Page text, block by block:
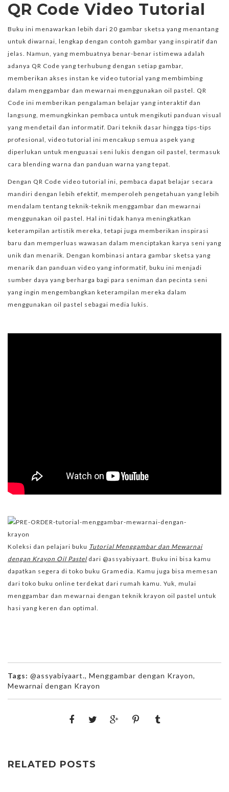
QR Code Video Tutorial
Buku ini menawarkan lebih dari 20 gambar sketsa yang menantang
untuk diwarnai, lengkap dengan contoh gambar yang inspiratif dan
jelas. Namun, yang membuatnya benar-benar istimewa adalah
adanya QR Code yang terhubung dengan setiap gambar,
memberikan akses instan ke video tutorial yang membimbing
dalam menggambar dan mewarnai menggunakan oil pastel. QR
Code ini memberikan pengalaman belajar yang interaktif dan
langsung, memungkinkan pembaca untuk mengikuti panduan visual
yang mendetail dan informatif. Dari teknik dasar hingga tips-tips
profesional, video tutorial ini mencakup semua aspek yang
diperlukan untuk menguasai seni lukis dengan oil pastel, termasuk
cara blending warna dan panduan warna yang tepat.
Dengan QR Code video tutorial ini, pembaca dapat belajar secara
mandiri dengan lebih efektif, memperoleh pengetahuan yang lebih
mendalam tentang teknik-teknik menggambar dan mewarnai
menggunakan oil pastel. Hal ini tidak hanya meningkatkan
keterampilan artistik mereka, tetapi juga memberikan inspirasi
baru dan memperluas wawasan dalam menciptakan karya seni yang
unik dan menarik. Dengan kombinasi antara gambar sketsa yang
menarik dan panduan video yang informatif, buku ini menjadi
sumber daya yang berharga bagi para seniman dan pecinta seni
yang ingin mengembangkan keterampilan mereka dalam
menggunakan oil pastel sebagai media lukis.
Koleksi dan pelajari buku Tutorial Menggambar dan Mewarnai
dengan Krayon Oil Pasteldari @assyabiyaart. Buku ini bisa kamu
dapatkan segera di toko buku Gramedia. Kamu juga bisa memesan
dari toko buku online terdekat dari rumah kamu. Yuk, mulai
menggambar dan mewarnai dengan teknik krayon oil pastel untuk
hasi yang keren dan optimal.
Tags: @assyabiyaart., Menggambar dengan Krayon,
Mewarnai dengan Krayon
RELATED POSTS